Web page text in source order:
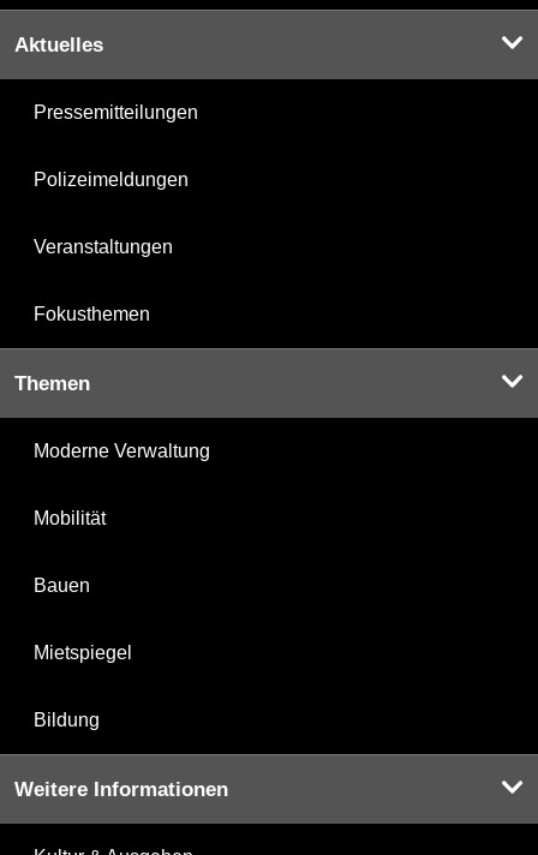
Aktuelles
Pressemitteilungen
Polizeimeldungen
Veranstaltungen
Fokusthemen
Themen
Moderne Verwaltung
Mobilität
Bauen
Mietspiegel
Bildung
Weitere Informationen